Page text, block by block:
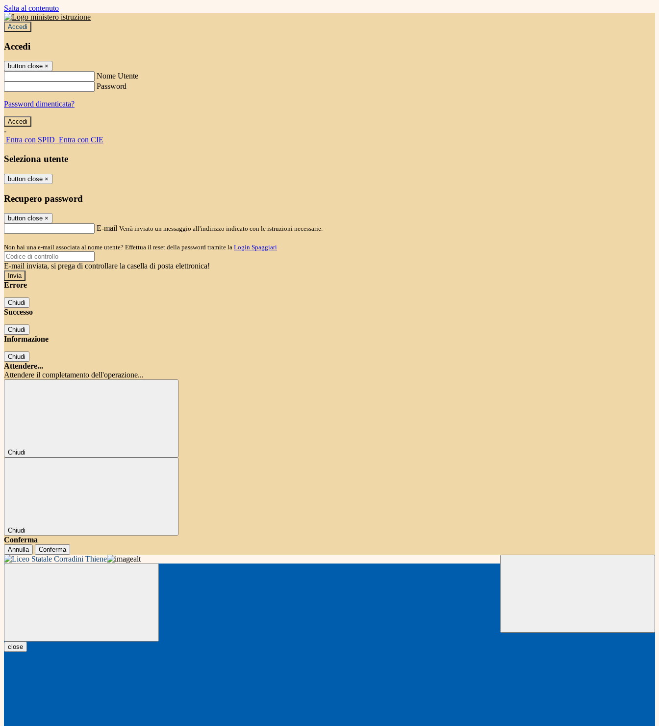
Salta al contenuto
Accedi
Accedi
button close ×
Nome Utente
Password
Password dimenticata?
-
Entra con SPID Entra con CIE
Seleziona utente
button close ×
Recupero password
button close ×
E-mail Verrà inviato un messaggio all'indirizzo indicato con le istruzioni necessarie.
Non hai una e-mail associata al nome utente? Effettua il reset della password tramite la Login Spaggiari
E-mail inviata, si prega di controllare la casella di posta elettronica!
Errore
Chiudi
Successo
Chiudi
Informazione
Chiudi
Attendere...
Attendere il completamento dell'operazione...
Chiudi
Chiudi
Conferma
Annulla Conferma
close